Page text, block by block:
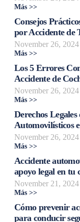
Más >>
Consejos
por Accidente de
November 26, 2024
Más >>
Los 5 Errores
Accidente de
November 26, 2024
Más >>
Derechos
Automovilísticos
November 26, 2024
Más >>
Accidente
apoyo legal en tu
November 21, 2024
Más >>
Cómo prevenir
para conducir